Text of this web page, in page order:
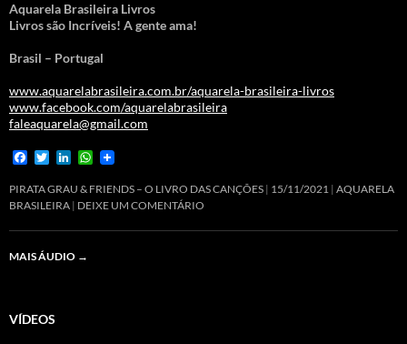
Aquarela Brasileira Livros
Livros são Incríveis! A gente ama!
Brasil – Portugal
www.aquarelabrasileira.com.br/aquarela-brasileira-livros
www.facebook.com/aquarelabrasileira
faleaquarela@gmail.com
F
c
e
b
o
k
T
i
t
t
e
n
k
e
d
n
W
a
t
s
A
PIRATA GRAU & FRIENDS – O LIVRO DAS CANÇÕES 15/11/2021
AQUARELA
BRASILEIRA DEIXE UM COMENTÁRIO
MAIS ÁUDIO →
VÍDEOS